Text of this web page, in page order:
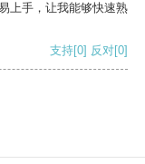
上手，让我能够快速熟
支持[0] 反对[0]